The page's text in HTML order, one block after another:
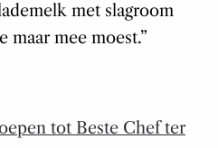
met slagroom
mee moest.”
tot Beste Chef ter